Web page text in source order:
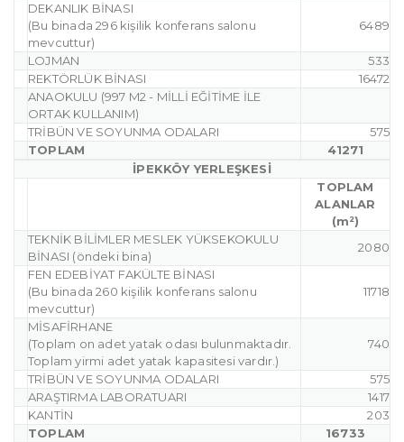
DEKANLIK BİNASI
(Bu binada 296 kişilik konferans salonu
mevcuttur)
6489
LOJMAN
533
REKTÖRLÜK BİNASI
16472
ANAOKULU (997 M2 - MİLLİ EĞİTİME İLE
ORTAK KULLANIM)
TRİBÜN VE SOYUNMA ODALARI
575
TOPLAM
41271
İPEKKÖY YERLEŞKESİ
TOPLAM
ALANLAR
(m²)
TEKNİK BİLİMLER MESLEK YÜKSEKOKULU
BİNASI (öndeki bina)
2080
FEN EDEBİYAT FAKÜLTE BİNASI
(Bu binada 260 kişilik konferans salonu
mevcuttur)
11718
MİSAFİRHANE
(Toplam on adet yatak odası bulunmaktadır.
Toplam yirmi adet yatak kapasitesi vardır.)
740
TRİBÜN VE SOYUNMA ODALARI
575
ARAŞTIRMA LABORATUARI
1417
KANTİN
203
TOPLAM
16733